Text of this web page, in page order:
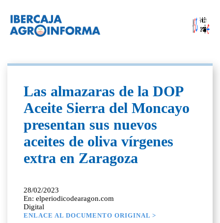
Las almazaras de la DOP
Aceite Sierra del Moncayo
presentan sus nuevos
aceites de oliva vírgenes
extra en Zaragoza
28/02/2023
En: elperiodicodearagon.com
Digital
ENLACE AL DOCUMENTO ORIGINAL >